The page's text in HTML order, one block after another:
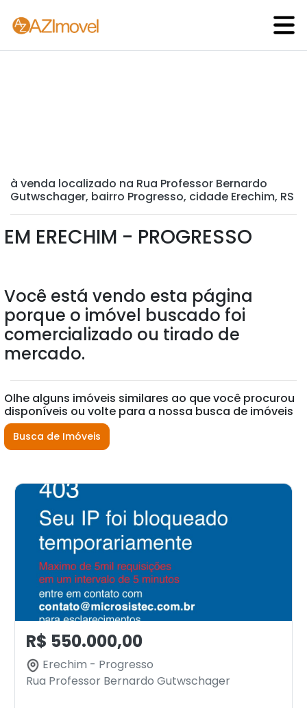
à venda localizado na Rua Professor Bernardo
Gutwschager, bairro Progresso, cidade Erechim, RS
EM ERECHIM - PROGRESSO
Você está vendo esta página
porque o imóvel buscado foi
comercializado ou tirado de
mercado.
Olhe alguns imóveis similares ao que você procurou
disponíveis ou volte para a nossa busca de imóveis
Busca de Imóveis
R$ 550.000,00
Erechim - Progresso
Rua Professor Bernardo Gutwschager